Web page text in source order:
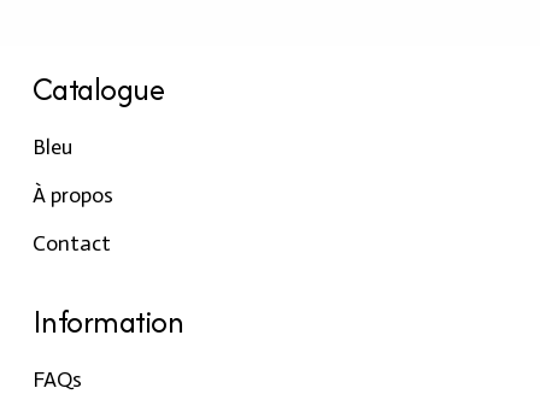
Catalogue
Bleu
À propos
Contact
Information
FAQs